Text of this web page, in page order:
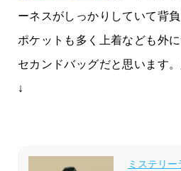
ーネスがしっかりしていて背
ポケットも多く上着なども外
セカンドバッグだと思います
↓
ミステリ